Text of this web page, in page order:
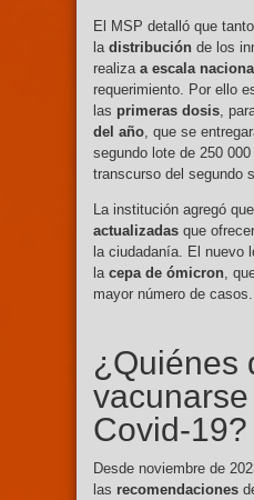
El MSP detalló que
la distribución de los
realiza a escala nacional
requerimiento. Por ello
las primeras dosis ,
del año , que se
segundo lote de 250 000
transcurso del segundo
La institución agregó
actualizadas que
la ciudadanía. El nuevo
la cepa de ómicron ,
mayor número de casos.
¿Quiénes
Covid-19?
Desde noviembre de
las recomendaciones